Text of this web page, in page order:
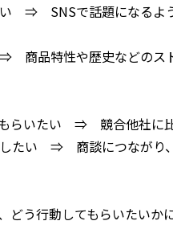
い ⇒ SNSで話題になるよ
商品特性や歴史などのス
もらいたい ⇒ 競合他社に
したい ⇒ 商談につながり
どう行動してもらいたいか